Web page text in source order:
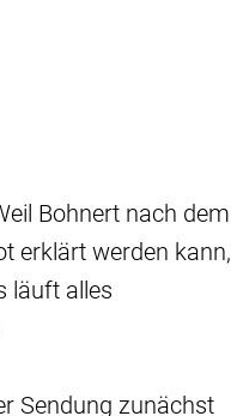
Bohnert nach dem
erklärt werden kann,
läuft alles
Sendung zunächst